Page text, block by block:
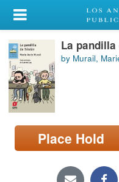
My Account
Library Card
Sign In
Search
Locations/Hours (external
page)
La
by Murail,
Place Hold